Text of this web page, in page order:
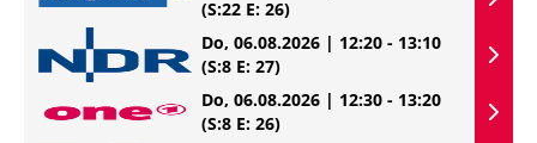
(S:22 E: 26)
Do, 06.08.2026 | 12:20 - 13:10
(S:8 E: 27)
Do, 06.08.2026 | 12:30 - 13:20
(S:8 E: 26)